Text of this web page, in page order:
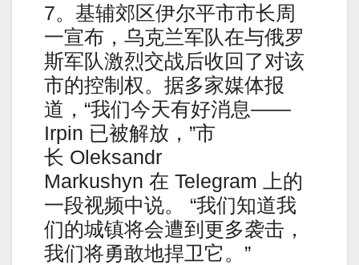
7。基辅郊区伊尔平市市长周
一宣布，乌克兰军队在与俄罗
斯军队激烈交战后收回了对该
市的控制权。据多家媒体报
道，“我们今天有好消息——
Irpin 已被解放，”市
长 Oleksandr
Markushyn 在 Telegram 上的
一段视频中说。 “我们知道我
们的城镇将会遭到更多袭击，
我们将勇敢地捍卫它。”